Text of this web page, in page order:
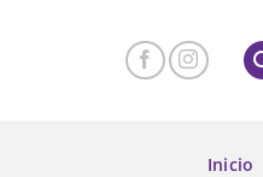
Inicio